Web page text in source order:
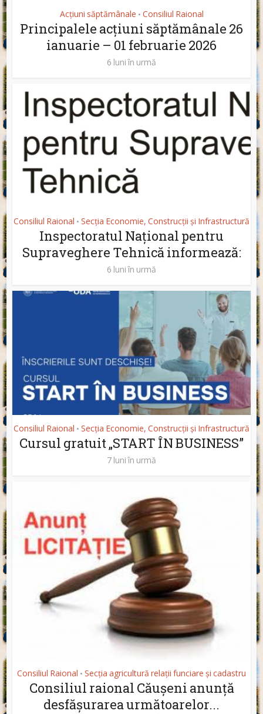
Acțiuni săptămânale • Consiliul Raional
Principalele acțiuni săptămânale 26
ianuarie – 01 februarie 2026
6 luni în urmă
Consiliul Raional • Secția Economie, Construcții și Infrastructură
Inspectoratul Național pentru
Supraveghere Tehnică informează:
6 luni în urmă
Consiliul Raional • Secția Economie, Construcții și Infrastructură
Cursul gratuit „START ÎN BUSINESS”
7 luni în urmă
Consiliul Raional • Secția agricultură relații funciare și cadastru
Consiliul raional Căușeni anunță
desfășurarea următoarelor...